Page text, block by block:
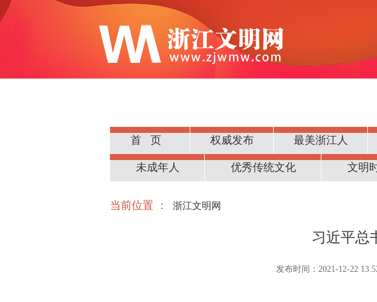
首页 权威发布 最美浙江人
公民道德
未成年人 优秀传统文化 文明
当前位置 ： 浙江文明网
习近平总
发布时间：2021-12-22